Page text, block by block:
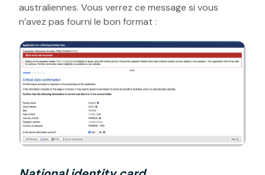
australiennes. Vous verrez ce message si vous
n’avez pas fourni le bon format :